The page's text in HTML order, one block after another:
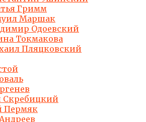
Гримм
Маршак
Одоевский
Токмакова
Пляцковский
Скребицкий
Пермяк